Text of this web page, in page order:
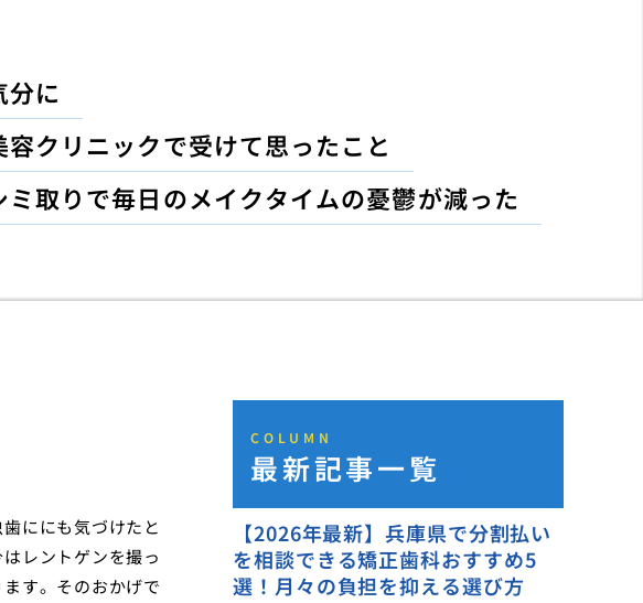
に
クリニックで受けて思ったこと
取りで毎日のメイクタイムの憂鬱が減った
ににも気づけたと
レントゲンを撮っ
す。そのおかげで
COLUMN
最新記事一覧
【2026年最新】兵庫県で分割払い
を相談できる矯正歯科おすすめ5
選！月々の負担を抑える選び方